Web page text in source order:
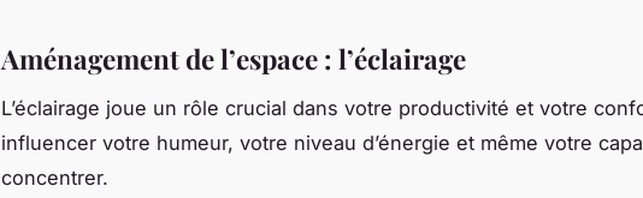
Aménagement de l’espace : l’éclairage
L’éclairage joue un rôle crucial dans votre productivité et votre
influencer votre humeur, votre niveau d’énergie et même votre
concentrer.